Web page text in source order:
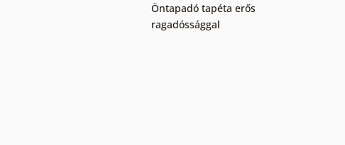
Öntapadó tapéta erős
ragadóssággal